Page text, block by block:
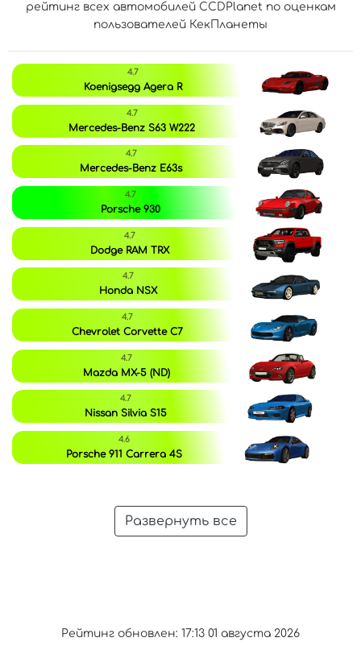
рейтинг всех автомобилей CCDPlanet по оценкам
пользователей КекПланеты
4.7
Koenigsegg Agera R
4.7
Mercedes-Benz S63 W222
4.7
Mercedes-Benz E63s
4.7
Porsche 930
4.7
Dodge RAM TRX
4.7
Honda NSX
4.7
Chevrolet Corvette C7
4.7
Mazda MX-5 (ND)
4.7
Nissan Silvia S15
4.6
Porsche 911 Carrera 4S
Развернуть все
Рейтинг обновлен: 17:13 01 августа 2026